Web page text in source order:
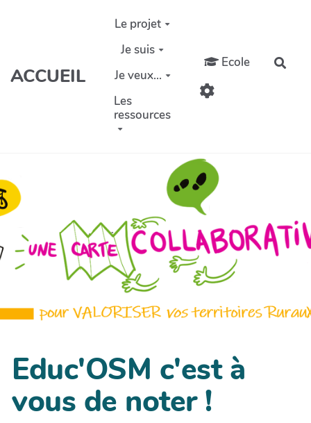
Aller au contenu principal
ACCUEIL
Le projet
Je suis
Je veux...
Les
ressources
Ecole
Educ'OSM c'est à
vous de noter !